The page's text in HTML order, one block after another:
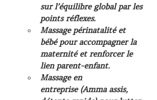
sur l’équilibre global par les
points réflexes.
Massage périnatalité et
bébé pour accompagner la
maternité et renforcer le
lien parent-enfant.
Massage en
entreprise (Amma assis,